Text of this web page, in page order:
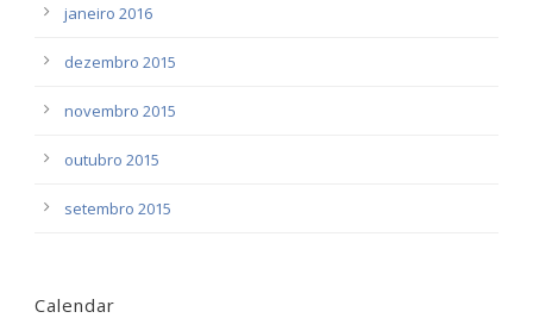
janeiro 2016
dezembro 2015
novembro 2015
outubro 2015
setembro 2015
Calendar